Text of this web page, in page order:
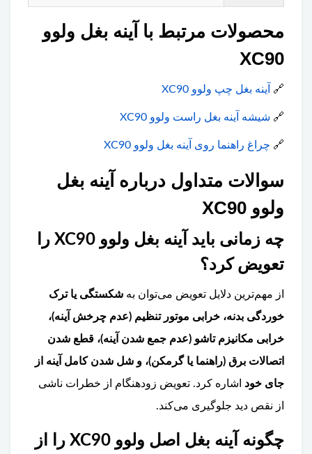
محصولات مرتبط با آینه بغل ولوو
XC90
🔗 آینه بغل چپ ولوو XC90
🔗 شیشه آینه بغل راست ولوو XC90
🔗 چراغ راهنما روی آینه بغل ولوو XC90
سوالات متداول درباره آینه بغل
ولوو XC90
چه زمانی باید آینه بغل ولوو XC90 را
تعویض کرد؟
از مهم‌ترین دلایل تعویض می‌توان به شکستگی یا ترک
خوردگی بدنه، خرابی موتور تنظیم (عدم چرخش آینه)،
خرابی مکانیزم تاشو (عدم جمع شدن آینه)، قطع شدن
اتصالات برق (راهنما یا گرمکن)، و شل شدن کامل آینه از
جای خود اشاره کرد. تعویض زودهنگام از خطرات ناشی
از نقص دید جلوگیری می‌کند.
چگونه آینه بغل اصل ولوو XC90 را از